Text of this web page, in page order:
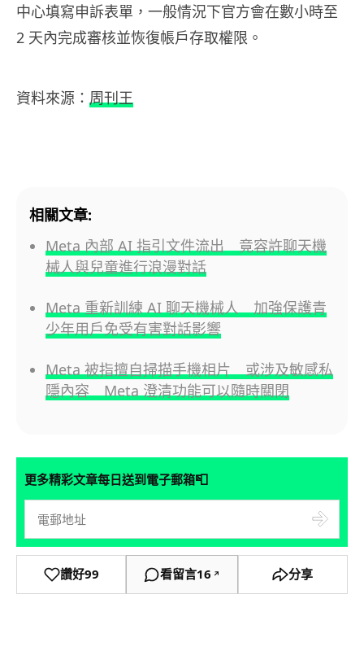
中心填寫申訴表單，一般情況下官方會在數小時至
2 天內完成審核並恢復帳戶存取權限。
資料來源： 周刊王
相關文章:
Meta 內部 AI 指引文件流出 竟容許聊天機
械人與兒童進行浪漫對話
Meta 重新訓練 AI 聊天機械人 加強保護青
少年用戶免受有害對話影響
Meta 被指擅自掃描手機相片 或涉及敏感私
隱內容 Meta 澄清功能可以隨時關閉
更多精彩文章每日送到電子郵箱📮
讚好99 看留言16 ↗ 分享